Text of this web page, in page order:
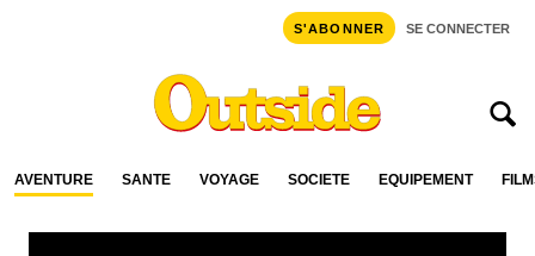
S'ABONNER SE CONNECTER
AVENTURE SANTÉ VOYAGE SOCIÉTÉ ÉQUIPEMENT